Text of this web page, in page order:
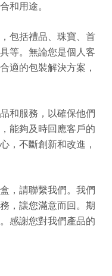
和用途。
包括禮品、珠寶、首
等。無論您是個人客
適的包裝解決方案，
和服務，以確保他們
能夠及時回應客戶的
，不斷創新和改進，
，請聯繫我們。我們
，讓您滿意而回。期
感謝您對我們產品的